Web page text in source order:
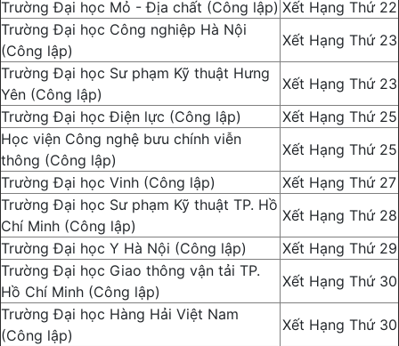
Trường Đại học Mỏ - Địa chất (Công lập) Xết Hạng Thứ 22
Trường Đại học Công nghiệp Hà Nội
(Công lập)
Xết Hạng Thứ 23
Trường Đại học Sư phạm Kỹ thuật Hưng
Yên (Công lập)
Xết Hạng Thứ 23
Trường Đại học Điện lực (Công lập)
Xết Hạng Thứ 25
Học viện Công nghệ bưu chính viễn
thông (Công lập)
Xết Hạng Thứ 25
Trường Đại học Vinh (Công lập)
Xết Hạng Thứ 27
Trường Đại học Sư phạm Kỹ thuật TP. Hồ
Chí Minh (Công lập)
Xết Hạng Thứ 28
Trường Đại học Y Hà Nội (Công lập)
Xết Hạng Thứ 29
Trường Đại học Giao thông vận tải TP.
Hồ Chí Minh (Công lập)
Xết Hạng Thứ 30
Trường Đại học Hàng Hải Việt Nam
(Công lập)
Xết Hạng Thứ 30